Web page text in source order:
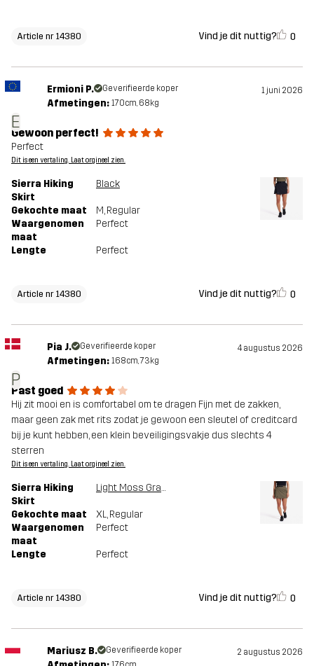
Article nr 14380 Vind je dit nuttig? 0
E
Ermioni P. Geverifieerde koper 1 juni 2026
Afmetingen: 170cm, 68kg
Gewoon perfect!
Perfect
Dit is een vertaling. Laat orgineel zien.
Sierra Hiking
Skirt
Black
Gekochte maat M, Regular
Waargenomen
maat
Perfect
Lengte Perfect
Article nr 14380 Vind je dit nuttig? 0
P
Pia J. Geverifieerde koper 4 augustus 2026
Afmetingen: 168cm, 73kg
Past goed
Hij zit mooi en is comfortabel om te dragen Fijn met de zakken,
maar geen zak met rits zodat je gewoon een sleutel of creditcard
bij je kunt hebben, een klein beveiligingsvakje dus slechts 4
sterren
Dit is een vertaling. Laat orgineel zien.
Sierra Hiking
Skirt
Light Moss Gray
Gekochte maat XL, Regular
Waargenomen
maat
Perfect
Lengte Perfect
Article nr 14380 Vind je dit nuttig? 0
Mariusz B. Geverifieerde koper 2 augustus 2026